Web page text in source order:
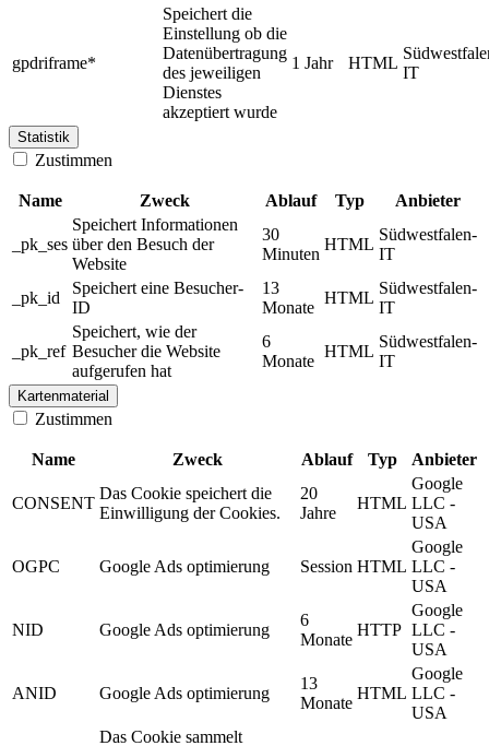
gpdriframe*
Speichert die
Einstellung ob die
Datenübertragung
des jeweiligen
Dienstes
akzeptiert wurde
1 Jahr HTML
IT
Statistik
Zustimmen
Name Zweck Ablauf Typ Anbieter
_pk_ses
Speichert Informationen
über den Besuch der
Website
30
Minuten
HTML
Südwestfalen-
IT
_pk_id
Speichert eine Besucher-
ID
13
Monate
HTML
Südwestfalen-
IT
_pk_ref
Speichert, wie der
Besucher die Website
aufgerufen hat
6
Monate
HTML
Südwestfalen-
IT
Kartenmaterial
Zustimmen
Name Zweck Ablauf Typ Anbieter
CONSENT
Das Cookie speichert die
Einwilligung der Cookies.
20
Jahre
HTML
Google
LLC -
USA
OGPC Google Ads optimierung Session HTML
Google
LLC -
USA
NID Google Ads optimierung
6
Monate
HTTP
Google
LLC -
USA
ANID Google Ads optimierung
13
Monate
HTML
Google
LLC -
USA
Das Cookie sammelt